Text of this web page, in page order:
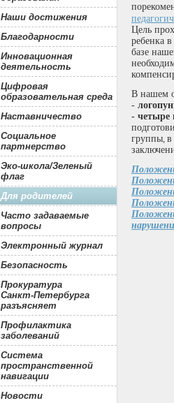
Наши достижения
Благодарности
Инновационная
деятельность
Цифровая
образовательная среда
Наставничество
Социальное
партнерство
Эко-школа/Зеленый
флаг
Для родителей
Часто задаваемые
вопросы
Электронный журнал
Безопасность
Прокуратура
Санкт-Петербурга
разъясняет
Профилактика
заболеваний
Система
пространственной
навигации
Новости
Цель
ребенка
базе
В нашем
-
- четыре
группы, в